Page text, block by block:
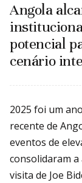
Angola
potencial
cenário
2025 foi um
recente de
eventos de
consolidaram
visita de Joe